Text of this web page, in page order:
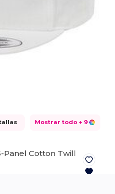
Mostrar todo + 9
Panel Cotton Twill